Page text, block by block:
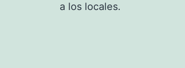
a los locales.